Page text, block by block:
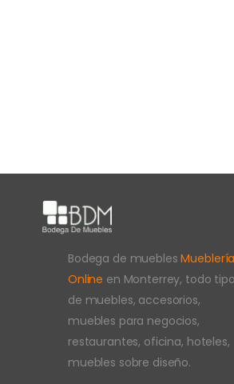
Bodega de mueblesMueblería
Online en Monterrey, todo tipo
de muebles, accesorios,
muebles para negocios,
restaurantes, oficina, hoteles,
muebles sobre diseño.